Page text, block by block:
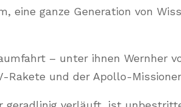
eine ganze Generation von
– unter ihnen Wernher
und der Apollo-